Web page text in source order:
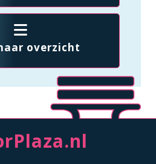
overzicht